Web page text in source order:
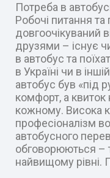
Потреба в
Робочі питання
довгоочікуваний
друзями – існує
в автобус та
в Україні чи в
автобус був «під
комфорт, а квиток
кожному. Висока
професіоналізм
автобусного
обговорюються –
найвищому рівні.